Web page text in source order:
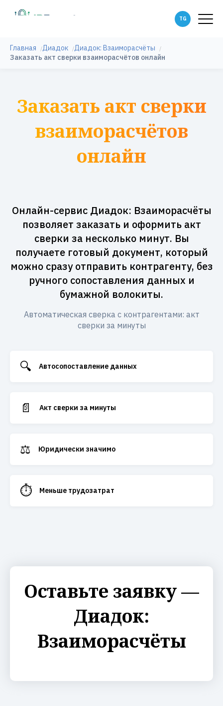
Главная Диадок
Диадок: Взаиморасчёты
Заказать акт сверки взаиморасчётов онлайн
Заказать акт сверки
взаиморасчётов
онлайн
Онлайн-сервис Диадок: Взаиморасчёты
позволяет заказать и оформить акт
сверки за несколько минут. Вы
получаете готовый документ, который
можно сразу отправить контрагенту, без
ручного сопоставления данных и
бумажной волокиты.
Автоматическая сверка с контрагентами: акт
сверки за минуты
🔍 Автосопоставление данных
📄 Акт сверки за минуты
⚖️ Юридически значимо
⏱️ Меньше трудозатрат
Оставьте заявку —
Диадок:
Взаиморасчёты